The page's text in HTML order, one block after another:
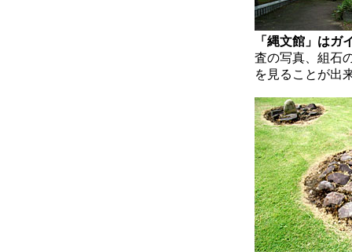
「縄文館」はガ
査の写真、組石
を見ることが出